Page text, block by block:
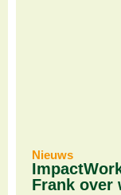
Nieuws
Frank over